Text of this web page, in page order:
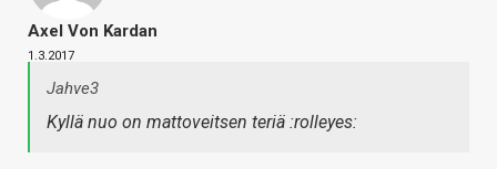
Axel Von Kardan
1.3.2017
Jahve3
Kyllä nuo on mattoveitsen teriä :rolleyes: